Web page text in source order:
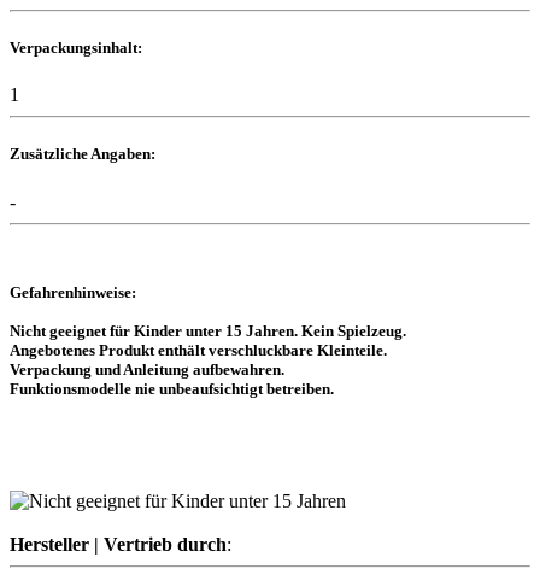
Verpackungsinhalt:
1
Zusätzliche Angaben:
-
Gefahrenhinweise:
Nicht geeignet für Kinder unter 15 Jahren. Kein Spielzeug.
Angebotenes Produkt enthält verschluckbare Kleinteile.
Verpackung und Anleitung aufbewahren.
Funktionsmodelle nie unbeaufsichtigt betreiben.
Hersteller | Vertrieb durch: